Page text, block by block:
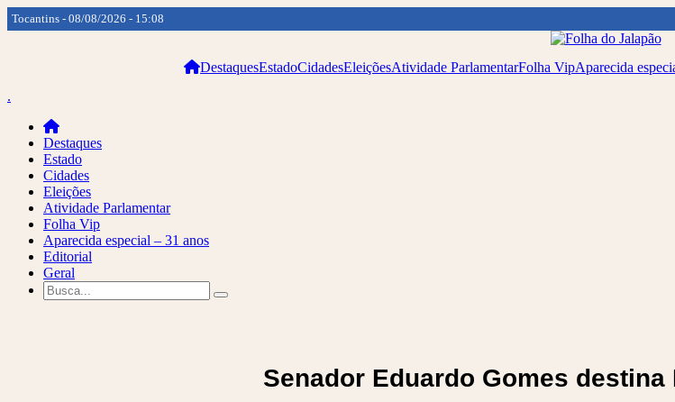
Tocantins - 08/08/2026 - 15:08
DestaquesEstadoCidadesEleiçõesAtividade ParlamentarFolha VipAparecida
.
Destaques
Estado
Cidades
Eleições
Atividade Parlamentar
Folha Vip
Aparecida especial – 31 anos
Editorial
Geral
Senador Eduardo Gomes